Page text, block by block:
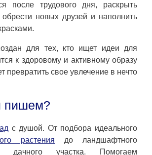
после трудового дня, раскрыть
новых друзей и наполнить
для тех, кто ищет идеи для
к здоровому и активному образу
превратить свое увлечение в нечто
пишем?
с душой. От подбора идеального
растения до ландшафтного
дачного участка. Помогаем